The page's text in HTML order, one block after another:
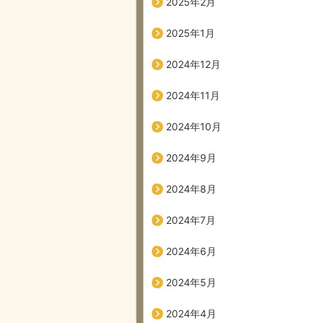
2025年1月
2024年12月
2024年11月
2024年10月
2024年9月
2024年8月
2024年7月
2024年6月
2024年5月
2024年4月